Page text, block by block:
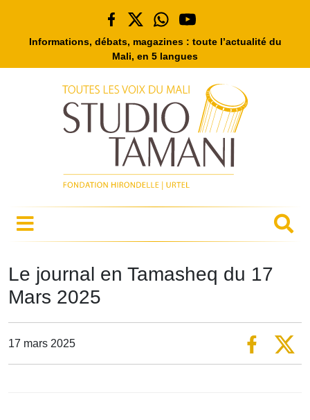
Informations, débats, magazines : toute l’actualité du
Mali, en 5 langues
Le journal en Tamasheq du 17
Mars 2025
17 mars 2025